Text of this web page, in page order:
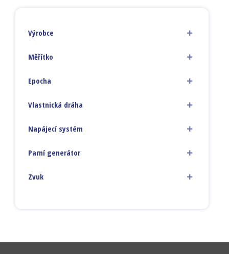
Výrobce
Měřítko
Epocha
Vlastnická dráha
Napájecí systém
Parní generátor
Zvuk